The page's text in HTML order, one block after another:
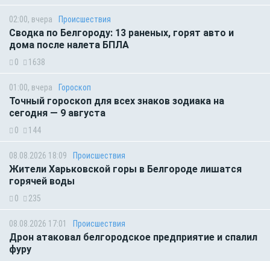
02:00, вчера Происшествия
Сводка по Белгороду: 13 раненых, горят авто и
дома после налета БПЛА
0 1638
01:00, вчера Гороскоп
Точный гороскоп для всех знаков зодиака на
сегодня — 9 августа
0 144
08.08.2026 18:09 Происшествия
Жители Харьковской горы в Белгороде лишатся
горячей воды
0 235
08.08.2026 17:01 Происшествия
Дрон атаковал белгородское предприятие и спалил
фуру